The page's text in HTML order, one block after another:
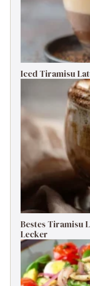
Iced Tiramisu
Bestes Tiramisu
Lecker